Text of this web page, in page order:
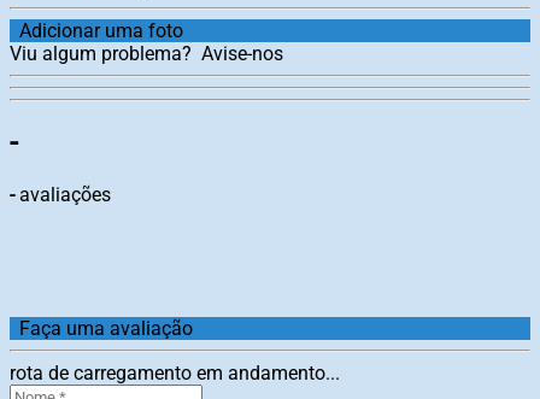
Adicionar uma foto
Viu algum problema? Avise-nos
-
-avaliações
Faça uma avaliação
rota de carregamento em andamento...